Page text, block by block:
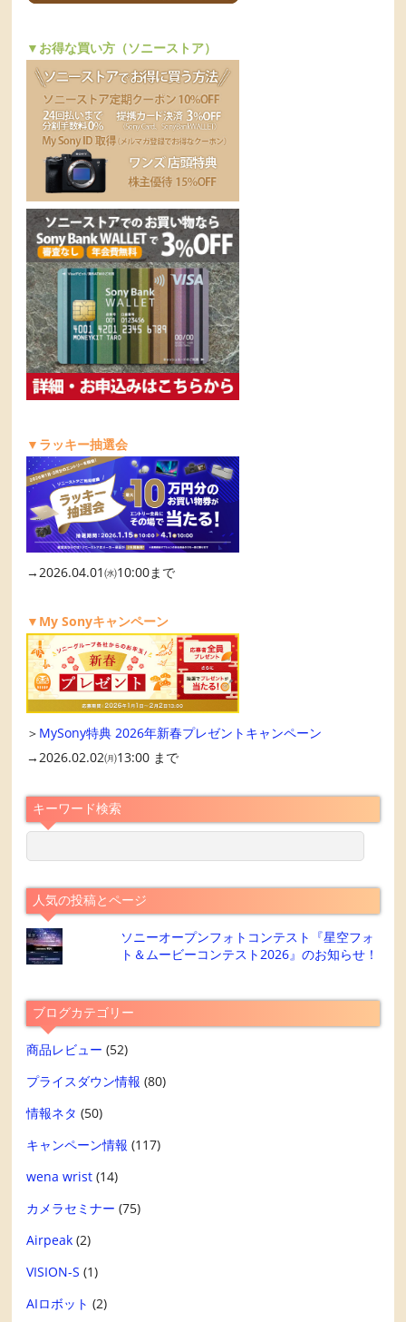
▼お得な買い方（ソニーストア）
▼ラッキー抽選会
→2026.04.01㈬10:00まで
▼My Sonyキャンペーン
＞ MySony特典 2026年新春プレゼントキャンペーン
→2026.02.02㈪13:00 まで
キーワード検索
人気の投稿とページ
ソニーオープンフォトコンテスト『星空フォ
ト＆ムービーコンテスト2026』のお知らせ！
ブログカテゴリー
商品レビュー (52)
プライスダウン情報 (80)
情報ネタ (50)
キャンペーン情報 (117)
wena wrist (14)
カメラセミナー (75)
Airpeak (2)
VISION-S (1)
AIロボット (2)